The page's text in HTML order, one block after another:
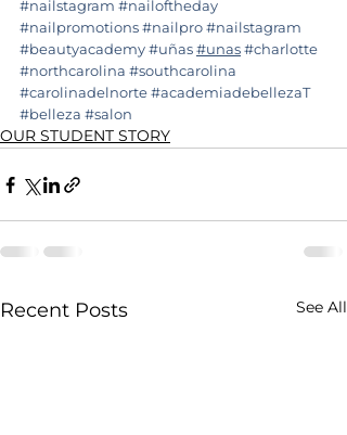
#nailstagram #nailoftheday
#nailpromotions#nailpro#nailstagram
#beautyacademy#uñas#unas#charlotte
#northcarolina #southcarolina
#carolinadelnorte#academiadebellezaT
#belleza #salon
OUR STUDENT STORY
Recent Posts See All